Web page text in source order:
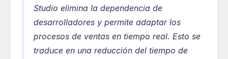
Studio elimina la dependencia de
desarrolladores y permite adaptar los
procesos de ventas en tiempo real. Esto se
traduce en una reducción del tiempo de